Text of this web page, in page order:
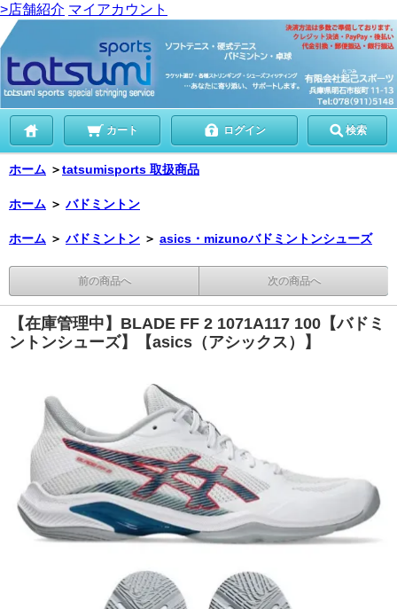
>店舗紹介 マイアカウント
カート ログイン 検索
ホーム ＞tatsumisports 取扱商品
ホーム ＞ バドミントン
ホーム ＞ バドミントン ＞ asics・mizunoバドミントンシューズ
前の商品へ 次の商品へ
【在庫管理中】BLADE FF 2 1071A117 100【バドミ
ントンシューズ】【asics（アシックス）】